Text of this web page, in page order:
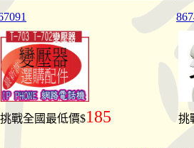
挑戰全國最低價$185 挑